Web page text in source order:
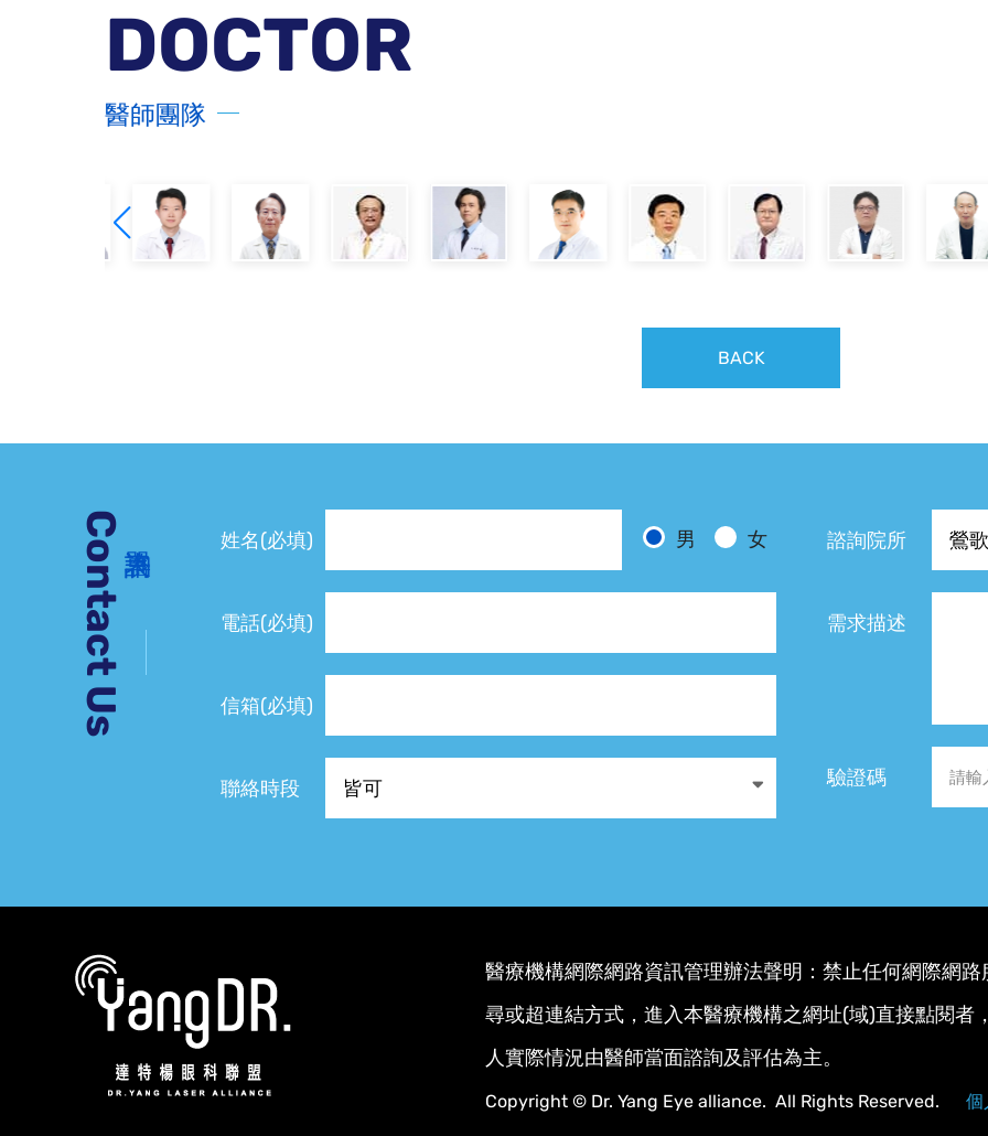
DOCTOR
醫師團隊
BACK
Contact Us 姓名(必填) 男 女
電話(必填)
信箱(必填)
聯絡時段
諮詢院所
需求描述
驗證碼
醫療機構網際網路資訊管理辦法聲明：禁止任何網際網
尋或超連結方式，進入本醫療機構之網址(域)直接點閱
人實際情況由醫師當面諮詢及評估為主。
Copyright © Dr. Yang Eye alliance. All Rights Reserved. 個